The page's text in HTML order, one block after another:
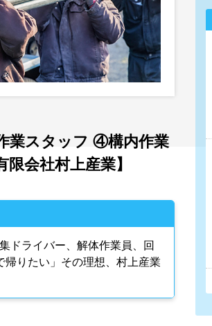
業スタッフ ④構内作業
会社村上産業】
ドライバー、解体作業員、回
りたい」その理想、村上産業